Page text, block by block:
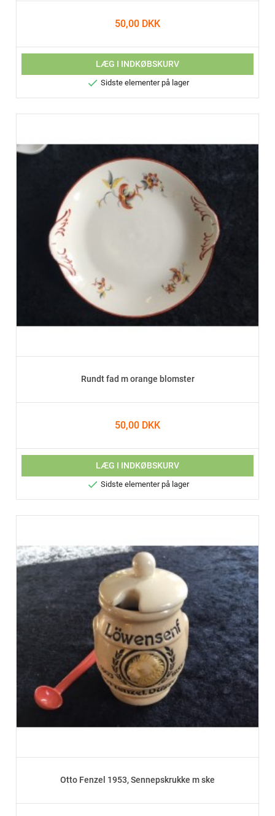
50,00 DKK
LÆG I INDKØBSKURV
 Sidste elementer på lager
Rundt fad m orange blomster
50,00 DKK
LÆG I INDKØBSKURV
 Sidste elementer på lager
Otto Fenzel 1953, Sennepskrukke m ske